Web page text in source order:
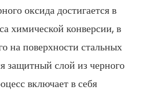
оксида достигается в
химической конверсии, в
на поверхности стальных
защитный слой из черного
включает в себя